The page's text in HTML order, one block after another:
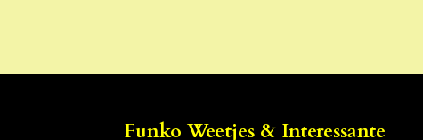
Funko Weetjes & Interessante